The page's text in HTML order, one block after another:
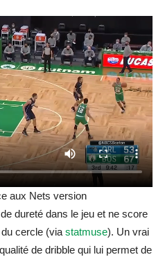
aux Nets version
dureté dans le jeu et ne score
du cercle (viastatmuse). Un vrai
de dribble qui lui permet de